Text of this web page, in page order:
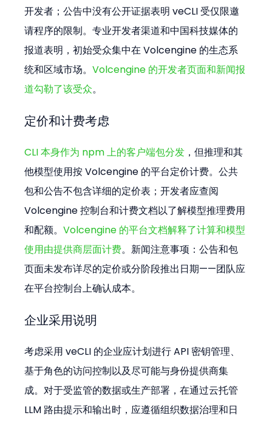
开发者；公告中没有公开证据表明 veCLI 受仅限邀
请程序的限制。专业开发者渠道和中国科技媒体的
报道表明，初始受众集中在 Volcengine 的生态系
统和区域市场。Volcengine 的开发者页面和新闻报
道勾勒了该受众。
定价和计费考虑
CLI 本身作为 npm 上的客户端包分发 ，但推理和其
他模型使用按 Volcengine 的平台定价计费。公共
包和公告不包含详细的定价表；开发者应查阅
Volcengine 控制台和计费文档以了解模型推理费用
和配额。Volcengine 的平台文档解释了计算和模型
使用由提供商层面计费。新闻注意事项：公告和包
页面未发布详尽的定价或分阶段推出日期——团队应
在平台控制台上确认成本。
企业采用说明
考虑采用 veCLI 的企业应计划进行 API 密钥管理、
基于角色的访问控制以及尽可能与身份提供商集
成。对于受监管的数据或生产部署，在通过云托管
LLM 路由提示和输出时，应遵循组织数据治理和日